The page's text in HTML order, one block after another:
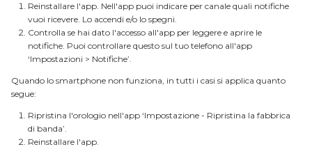
MEN'S JEWELLERY
Reinstallare l'app. Nell'app puoi indicare per canale quali notifiche
vuoi ricevere. Lo accendi e/o lo spegni.
Controlla se hai dato l'accesso all'app per leggere e aprire le
notifiche. Puoi controllare questo sul tuo telefono all'app
‘Impostazioni > Notifiche’.
Quando lo smartphone non funziona, in tutti i casi si applica quanto
segue:
Ripristina l'orologio nell'app ‘Impostazione - Ripristina la fabbrica
di banda’.
Reinstallare l'app.